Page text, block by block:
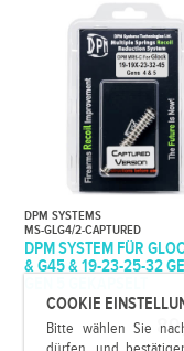
COOKIE
Bitte wählen Sie
DPM SYSTEMS
MS-GLG4/2-CAPTURED
DPM SYSTEM FÜR
& G45 & 19-23-25-32